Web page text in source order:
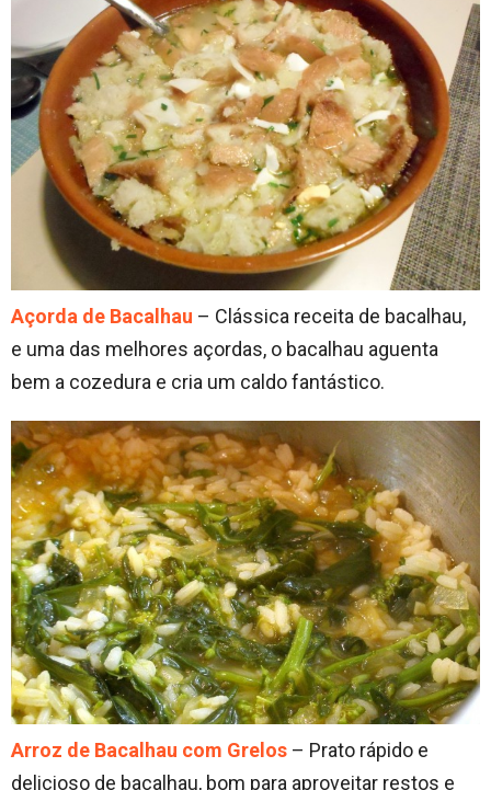
Açorda de Bacalhau – Clássica receita de bacalhau,
e uma das melhores açordas, o bacalhau aguenta
bem a cozedura e cria um caldo fantástico.
Arroz de Bacalhau com Grelos – Prato rápido e
delicioso de bacalhau, bom para aproveitar restos e